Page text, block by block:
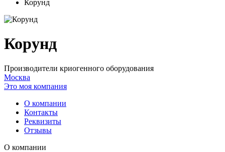
Корунд
Корунд
Производители криогенного оборудования
Москва
Это моя компания
О компании
Контакты
Реквизиты
Отзывы
О компании